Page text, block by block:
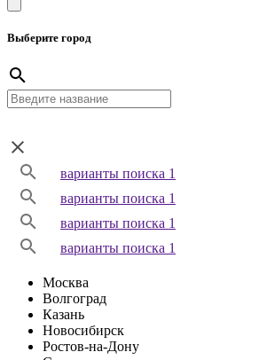
Выберите город
варианты поиска 1
варианты поиска 1
варианты поиска 1
варианты поиска 1
Москва
Волгоград
Казань
Новосибирск
Ростов-на-Дону